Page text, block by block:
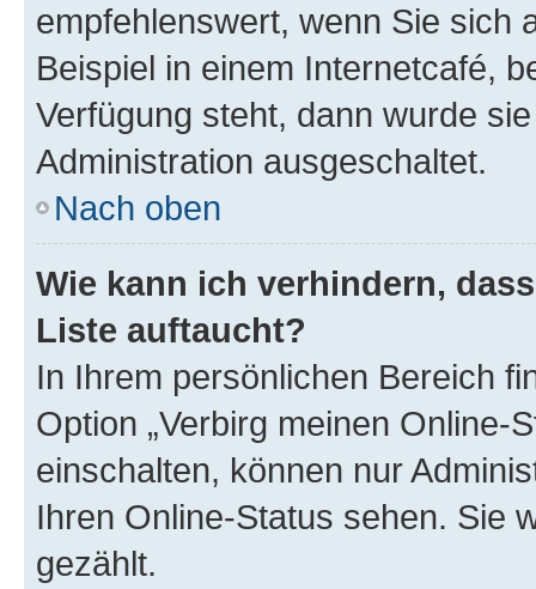
empfehlenswert, wenn Sie sich
Beispiel in einem Internetcafé,
Verfügung steht, dann wurde
Administration ausgeschaltet.
Nach oben
Wie kann ich verhindern,
Liste auftaucht?
In Ihrem persönlichen Bereich
Option „Verbirg meinen Online-
einschalten, können nur
Ihren Online-Status sehen. Sie
gezählt.